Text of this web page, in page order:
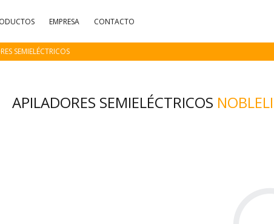
EMPRESA CONTACTO
SEMIELÉCTRICOS
APILADORES SEMIELÉCTRICOS